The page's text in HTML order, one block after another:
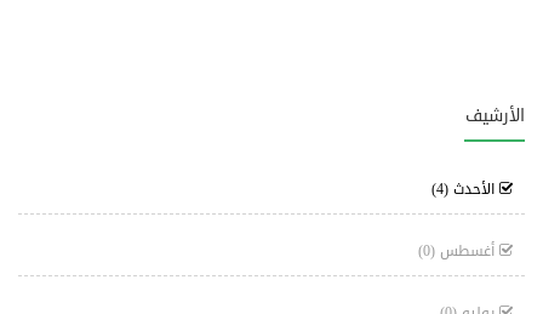
الأرشيف
الأحدث(4)
أغسطس (0)